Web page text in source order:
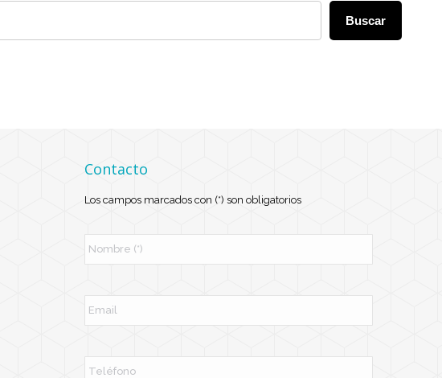
Buscar
Contacto
Los campos marcados con (*) son obligatorios
o
em
e